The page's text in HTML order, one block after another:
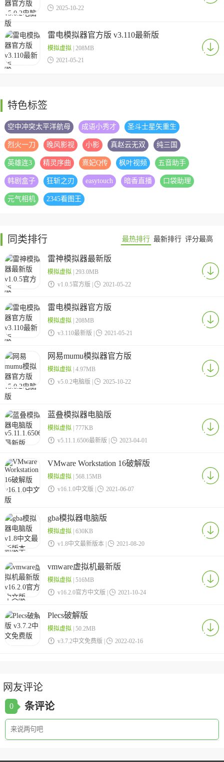
 2025-10-22
雷电模拟器官方版 v3.110最新版
模拟虚拟| 208MB
 2021-05-21
特色标签
空中冲突太平洋航母 成语小秀才 圣斗士星矢重生
烈火一刀 晚风影视 小影 真赵云无双 纯三国
英雄连3 精灵序曲 熹妃Q传 枫叶视频 五音助手
韩剧盒子 狂斩之刃 easytouch 暗香直播 口袋助理
元气相机 2345看图王
同类排行 最热排行 最新排行 评分最高
雷神模拟器最新版
模拟虚拟| 293.0MB
 v1.0.5官方版 |  2021-05-22
雷电模拟器官方版
模拟虚拟| 208MB
 v3.110最新版 |  2021-05-21
网易mumu模拟器官方版
模拟虚拟| 4.97MB
 v5.0.2电脑版 |  2025-10-22
蓝叠模拟器电脑版
模拟虚拟| 777KB
 v5.11.1.6506最新版 |  2023-04-01
VMware Workstation 16破解版
模拟虚拟| 568.15MB
 v16.1.0中文版 |  2021-06-07
gba模拟器电脑版
模拟虚拟| 630KB
 v1.8中文最新版本 |  2021-08-20
vmware虚拟机最新版
模拟虚拟| 516MB
 v16.2.0官方中文版 |  2021-10-24
Plecs破解版
模拟虚拟| 50.2MB
 v3.7.2中文免费版 |  2022-02-16
网友评论
0 条评论